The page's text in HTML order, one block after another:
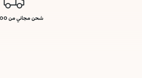
شحن مجاني من 1500 ج. م